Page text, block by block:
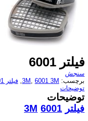
فیلتر 6001
سنجش
برچسب:
3M , 6001 3M
, فیلتر 6001
توضیحات
توضیحات
فیلتر 6001
3M